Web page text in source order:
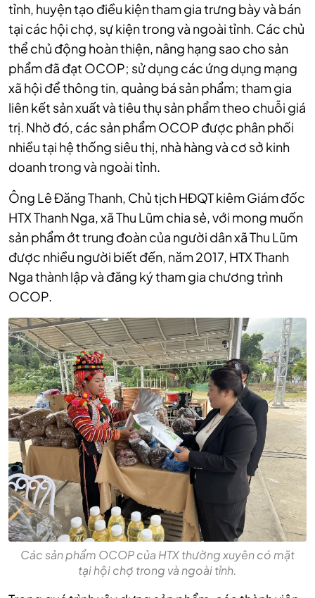
tỉnh, huyện tạo điều kiện tham gia trưng bày và bán
tại các hội chợ, sự kiện trong và ngoài tỉnh. Các chủ
thể chủ động hoàn thiện, nâng hạng sao cho sản
phẩm đã đạt OCOP; sử dụng các ứng dụng mạng
xã hội để thông tin, quảng bá sản phẩm; tham gia
liên kết sản xuất và tiêu thụ sản phẩm theo chuỗi giá
trị. Nhờ đó, các sản phẩm OCOP được phân phối
nhiều tại hệ thống siêu thị, nhà hàng và cơ sở kinh
doanh trong và ngoài tỉnh.
Ông Lê Đăng Thanh, Chủ tịch HĐQT kiêm Giám đốc
HTX Thanh Nga, xã Thu Lũm chia sẻ, với mong muốn
sản phẩm ớt trung đoàn của người dân xã Thu Lũm
được nhiều người biết đến, năm 2017, HTX Thanh
Nga thành lập và đăng ký tham gia chương trình
OCOP.
Các sản phẩm OCOP của HTX thường xuyên có mặt
tại hội chợ trong và ngoài tỉnh.